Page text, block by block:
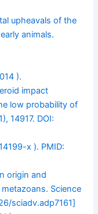
upheavals of the
animals.
).
impact
low probability of
14917. DOI:
x ). PMID:
origin and
Science
sciadv.adp7161]